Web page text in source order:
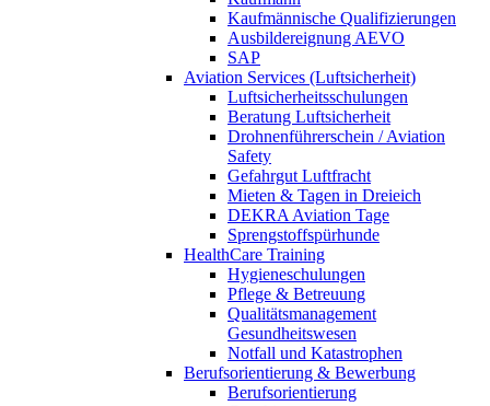
Kaufmännische Qualifizierungen
Ausbildereignung AEVO
SAP
Aviation Services (Luftsicherheit)
Luftsicherheitsschulungen
Beratung Luftsicherheit
Drohnenführerschein / Aviation
Safety
Gefahrgut Luftfracht
Mieten & Tagen in Dreieich
DEKRA Aviation Tage
Sprengstoffspürhunde
HealthCare Training
Hygieneschulungen
Pflege & Betreuung
Qualitätsmanagement
Gesundheitswesen
Notfall und Katastrophen
Berufsorientierung & Bewerbung
Berufsorientierung